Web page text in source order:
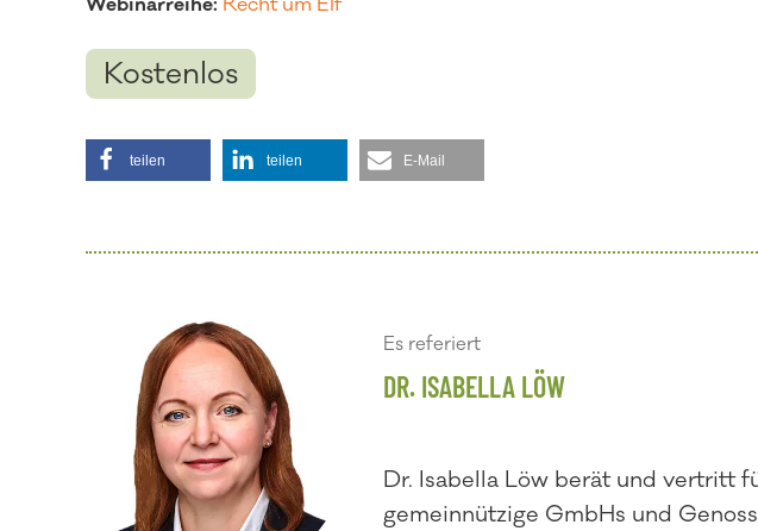
Kostenlos
teilen teilen E-Mail
Es referiert
DR. ISABELLA LÖW
Dr. Isabella Löw berät und vertritt
gemeinnützige GmbHs und